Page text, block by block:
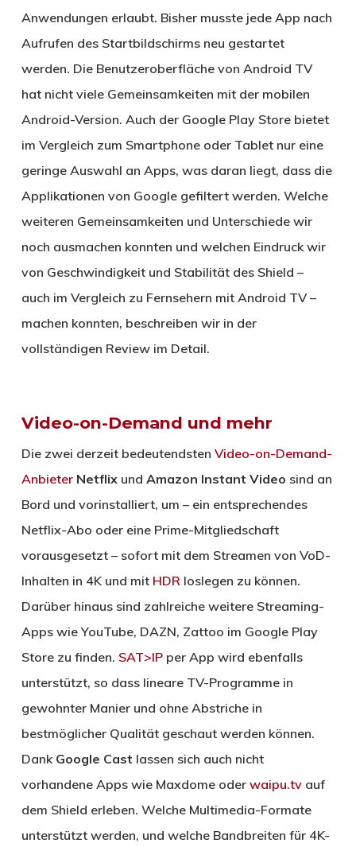
Anwendungen erlaubt. Bisher musste jede App nach
Aufrufen des Startbildschirms neu gestartet
werden. Die Benutzeroberfläche von Android TV
hat nicht viele Gemeinsamkeiten mit der mobilen
Android-Version. Auch der Google Play Store bietet
im Vergleich zum Smartphone oder Tablet nur eine
geringe Auswahl an Apps, was daran liegt, dass die
Applikationen von Google gefiltert werden. Welche
weiteren Gemeinsamkeiten und Unterschiede wir
noch ausmachen konnten und welchen Eindruck wir
von Geschwindigkeit und Stabilität des Shield –
auch im Vergleich zu Fernsehern mit Android TV –
machen konnten, beschreiben wir in der
vollständigen Review im Detail.
Video-on-Demand und mehr
Die zwei derzeit bedeutendsten Video-on-Demand-
Anbieter Netflixund Amazon Instant Video sind an
Bord und vorinstalliert, um – ein entsprechendes
Netflix-Abo oder eine Prime-Mitgliedschaft
vorausgesetzt – sofort mit dem Streamen von VoD-
Inhalten in 4K und mit HDR loslegen zu können.
Darüber hinaus sind zahlreiche weitere Streaming-
Apps wie YouTube, DAZN, Zattoo im Google Play
Store zu finden. SAT>IPper App wird ebenfalls
unterstützt, so dass lineare TV-Programme in
gewohnter Manier und ohne Abstriche in
bestmöglicher Qualität geschaut werden können.
Dank Google Cast lassen sich auch nicht
vorhandene Apps wie Maxdome oder waipu.tvauf
dem Shield erleben. Welche Multimedia-Formate
unterstützt werden, und welche Bandbreiten für 4K-